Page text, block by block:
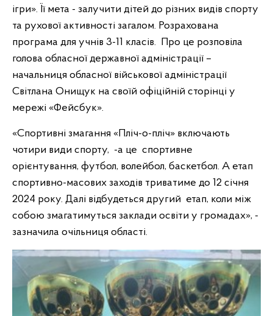
ігри». Її мета - залучити дітей до різних видів спорту
та рухової активності загалом. Розрахована
програма для учнів 3-11 класів. Про це розповіла
голова обласної державної адміністрації –
начальниця обласної військової адміністрації
Світлана Онищук на своїй офіційній сторінці у
мережі «Фейсбук».
«Спортивні змагання «Пліч-о-пліч» включають
чотири види спорту, -а це спортивне
орієнтування, футбол, волейбол, баскетбол. А етап
спортивно-масових заходів триватиме до 12 січня
2024 року. Далі відбудеться другий етап, коли між
собою змагатимуться заклади освіти у громадах», -
зазначила очільниця області.